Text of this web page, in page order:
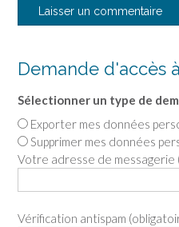
Demande d'accès
Sélectionner un type de
Exporter mes données
Supprimer mes données
Votre adresse de messagerie
Vérification antispam